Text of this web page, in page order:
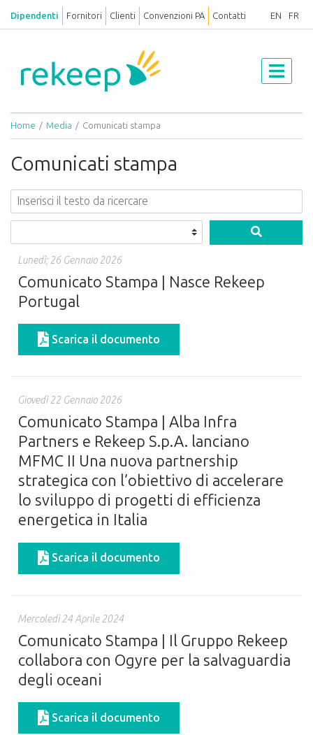
Dipendenti Fornitori Clienti Convenzioni PA Contatti EN FR
Home Media Comunicati stampa
Comunicati stampa
Lunedì; 26 Gennaio 2026
Comunicato Stampa | Nasce Rekeep
Portugal
Scarica il documento
Giovedì 22 Gennaio 2026
Comunicato Stampa | Alba Infra
Partners e Rekeep S.p.A. lanciano
MFMC II Una nuova partnership
strategica con l’obiettivo di accelerare
lo sviluppo di progetti di efficienza
energetica in Italia
Scarica il documento
Mercoledì 24 Aprile 2024
Comunicato Stampa | Il Gruppo Rekeep
collabora con Ogyre per la salvaguardia
degli oceani
Scarica il documento